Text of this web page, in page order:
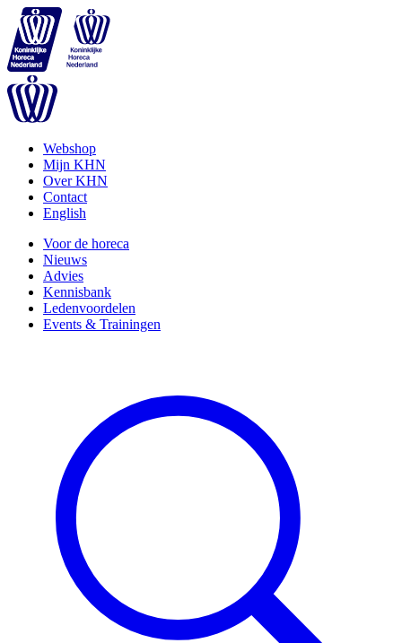
Webshop
Mijn KHN
Over KHN
Contact
English
Voor de horeca
Nieuws
Advies
Kennisbank
Ledenvoordelen
Events & Trainingen